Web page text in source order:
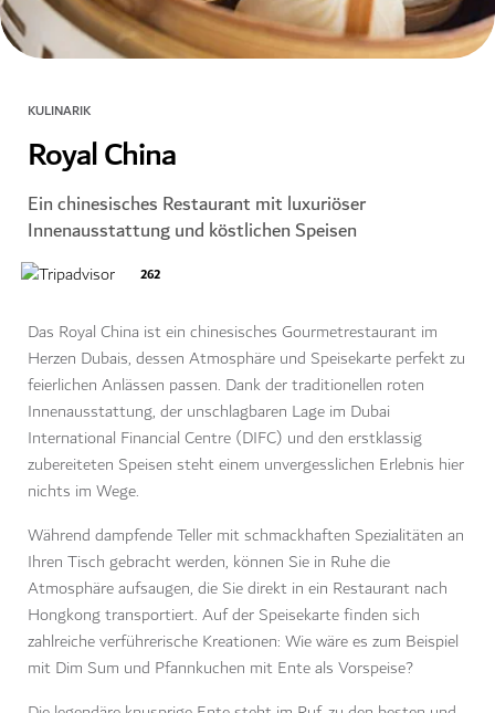
KULINARIK
Royal China
Ein chinesisches Restaurant mit luxuriöser
Innenausstattung und köstlichen Speisen
262
Das Royal China ist ein chinesisches Gourmetrestaurant im
Herzen Dubais, dessen Atmosphäre und Speisekarte perfekt zu
feierlichen Anlässen passen. Dank der traditionellen roten
Innenausstattung, der unschlagbaren Lage im Dubai
International Financial Centre (DIFC) und den erstklassig
zubereiteten Speisen steht einem unvergesslichen Erlebnis hier
nichts im Wege.
Während dampfende Teller mit schmackhaften Spezialitäten an
Ihren Tisch gebracht werden, können Sie in Ruhe die
Atmosphäre aufsaugen, die Sie direkt in ein Restaurant nach
Hongkong transportiert. Auf der Speisekarte finden sich
zahlreiche verführerische Kreationen: Wie wäre es zum Beispiel
mit Dim Sum und Pfannkuchen mit Ente als Vorspeise?